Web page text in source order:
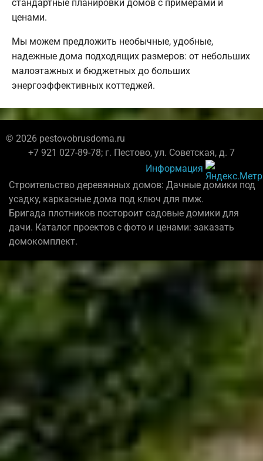
стандартные планировки домов с примерами и
ценами.
Мы можем предложить необычные, удобные,
надежные дома подходящих размеров: от небольших
малоэтажных и бюджетных до больших
энергоэффективных коттеджей.
© 2026 pestovobrusdoma.ru
+7 921 027-89-78; г. Пестово, ул. Советская, д. 7
Информация
Строительство деревянных домов: Дачные домики под
усадку, каркасные дома под ключ для пмж.
Бригада плотников постороит садовые домики для
дачи. Каталог проектов с фото и ценами: заказать
домокомплект.